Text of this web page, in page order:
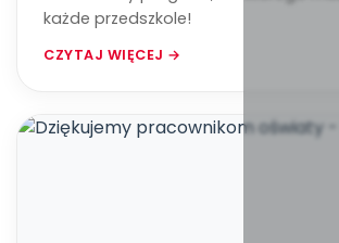
każde przedszkole!
CZYTAJ WIĘCEJ →